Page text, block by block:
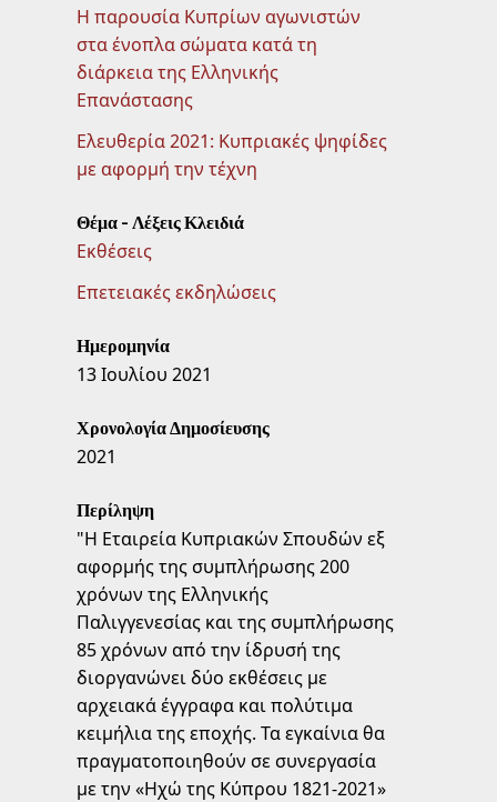
Η παρουσία Κυπρίων αγωνιστών
στα ένοπλα σώματα κατά τη
διάρκεια της Ελληνικής
Επανάστασης
Ελευθερία 2021: Κυπριακές ψηφίδες
με αφορμή την τέχνη
Θέμα - Λέξεις Κλειδιά
Εκθέσεις
Επετειακές εκδηλώσεις
Ημερομηνία
13 Ιουλίου 2021
Χρονολογία Δημοσίευσης
2021
Περίληψη
"Η Εταιρεία Κυπριακών Σπουδών εξ
αφορμής της συμπλήρωσης 200
χρόνων της Eλληνικής
Παλιγγενεσίας και της συμπλήρωσης
85 χρόνων από την ίδρυσή της
διοργανώνει δύο εκθέσεις με
αρχειακά έγγραφα και πολύτιμα
κειμήλια της εποχής. Τα εγκαίνια θα
πραγματοποιηθούν σε συνεργασία
με την «Ηχώ της Κύπρου 1821-2021»